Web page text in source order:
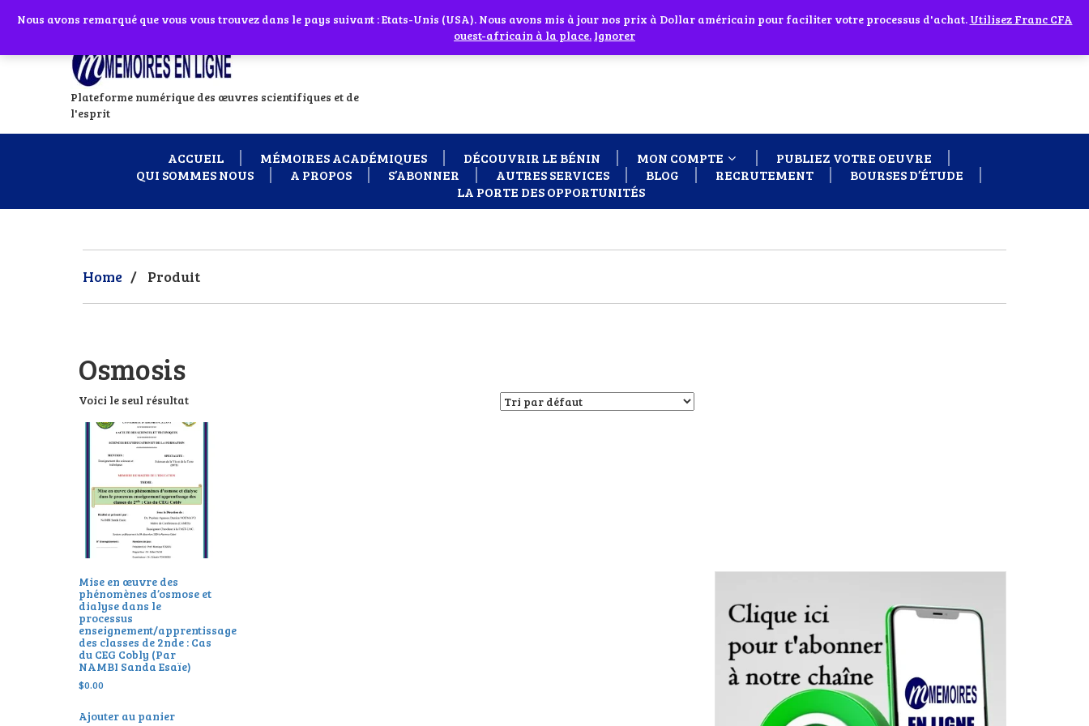
Abonnes toi à notre chaîne WhatsApp en cliquant sur l'icône en face
Plateforme numérique des œuvres scientifiques et de
l'esprit
ACCUEIL MÉMOIRES ACADÉMIQUES DÉCOUVRIR LE BÉNIN MON COMPTE
PUBLIEZ VOTRE OEUVRE
QUI SOMMES NOUS
A PROPOS S’ABONNER AUTRES SERVICES BLOG RECRUTEMENT
BOURSES D’ÉTUDE
LA PORTE DES OPPORTUNITÉS
Home / Produit
Osmosis
Voici le seul résultat
Mise en œuvre des
phénomènes d’osmose et
dialyse dans le
processus
enseignement/apprentissage
des classes de 2nde : Cas
du CEG Cobly (Par
NAMBI Sanda Esaïe)
$0.00
Ajouter au panier
Si vous avez besoin d'assistance Contactez-nous par WhatsApp au +229 01 95 33 60 26 Ignorer
Nous avons remarqué que vous vous trouvez dans le pays suivant : Etats-Unis (USA). Nous avons mis à jour nos prix à Dollar américain pour faciliter votre processus d'achat. Utilisez Franc CFA
ouest-africain à la place. Ignorer